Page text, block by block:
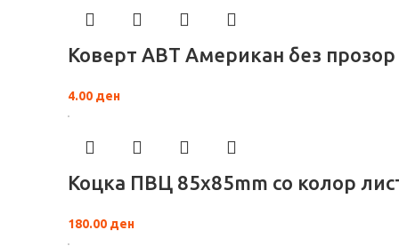
Коверт АВТ Американ без
4.00 ден
Коцка ПВЦ 85x85mm со колор
180.00 ден